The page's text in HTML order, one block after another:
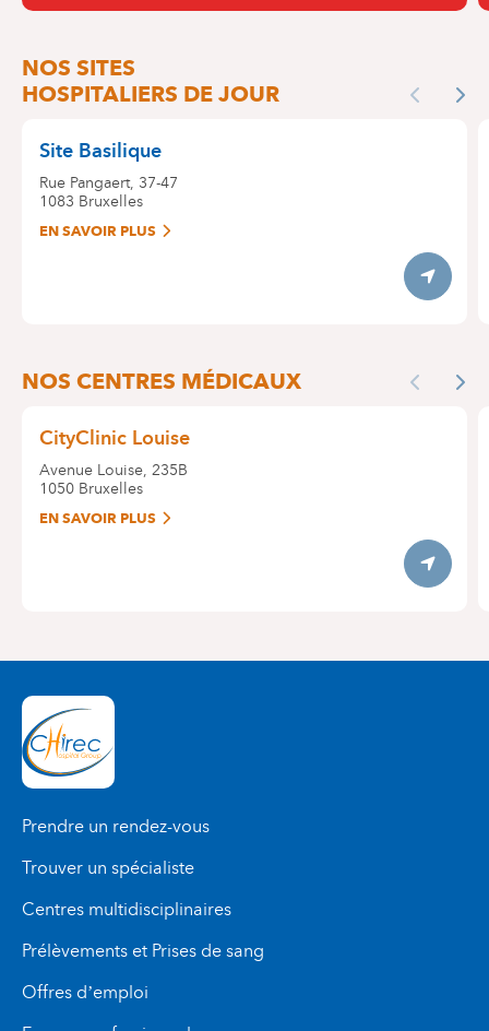
NOS SITES
HOSPITALIERS DE JOUR
Previous
Site Basilique
Rue Pangaert, 37-47
1083 Bruxelles
EN SAVOIR PLUS
Itinerary
NOS CENTRES MÉDICAUX Previous
CityClinic Louise
Avenue Louise, 235B
1050 Bruxelles
EN SAVOIR PLUS
Itinerary
Prendre un rendez-vous
Trouver un spécialiste
Centres multidisciplinaires
Prélèvements et Prises de sang
Offres d’emploi